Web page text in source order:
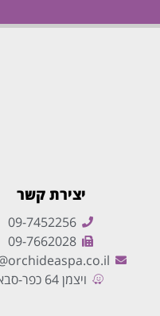
יצירת קשר
09-7452256
09-7662028
ויצמן 64 כפר-סבא